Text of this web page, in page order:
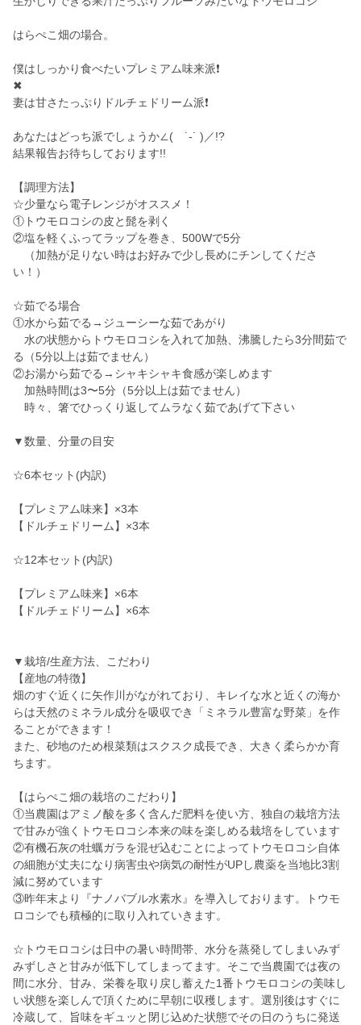
はらぺこ畑の場合。
僕はしっかり食べたいプレミアム味来派❗
✖
妻は甘さたっぷりドルチェドリーム派❗
あなたはどっち派でしょうか∠( ˙-˙ )／!?
結果報告お待ちしております!!
【調理方法】
☆少量なら電子レンジがオススメ！
①トウモロコシの皮と髭を剥く
②塩を軽くふってラップを巻き、500Wで5分
（加熱が足りない時はお好みで少し長めにチンしてくださ
い！）
☆茹でる場合
①水から茹でる→ジューシーな茹であがり
水の状態からトウモロコシを入れて加熱、沸騰したら3分間茹で
る（5分以上は茹でません）
②お湯から茹でる→シャキシャキ食感が楽しめます
加熱時間は3〜5分（5分以上は茹でません）
時々、箸でひっくり返してムラなく茹であげて下さい
▼数量、分量の目安
☆6本セット(内訳)
【プレミアム味来】×3本
【ドルチェドリーム】×3本
☆12本セット(内訳)
【プレミアム味来】×6本
【ドルチェドリーム】×6本
▼栽培/生産方法、こだわり
【産地の特徴】
畑のすぐ近くに矢作川がながれており、キレイな水と近くの海か
らは天然のミネラル成分を吸収でき「ミネラル豊富な野菜」を作
ることができます！
また、砂地のため根菜類はスクスク成長でき、大きく柔らかか育
ちます。
【はらぺこ畑の栽培のこだわり】
①当農園はアミノ酸を多く含んだ肥料を使い方、独自の栽培方法
で甘みが強くトウモロコシ本来の味を楽しめる栽培をしています
②有機石灰の牡蠣ガラを混ぜ込むことによってトウモロコシ自体
の細胞が丈夫になり病害虫や病気の耐性がUPし農薬を当地比3割
減に努めています
③昨年末より『ナノバブル水素水』を導入しております。トウモ
ロコシでも積極的に取り入れていきます。
☆トウモロコシは日中の暑い時間帯、水分を蒸発してしまいみず
みずしさと甘みが低下してしまってます。そこで当農園では夜の
間に水分、甘み、栄養を取り戻し蓄えた1番トウモロコシの美味し
い状態を楽しんで頂くために早朝に収穫します。選別後はすぐに
冷蔵して、旨味をギュッと閉じ込めた状態でその日のうちに発送